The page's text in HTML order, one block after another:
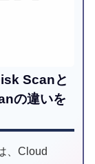
Scanと
の違いを
、Cloud